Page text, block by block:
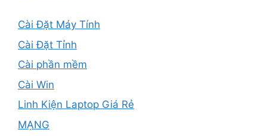
Cài Đặt Máy Tính
Cài Đặt Tỉnh
Cài phần mềm
Cài Win
Linh Kiện Laptop Giá Rẻ
MẠNG